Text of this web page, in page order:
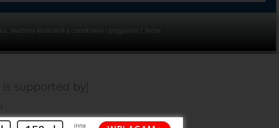
Marzena Matkowska, członkowie i przyjaciele L’Arche
supported by)
inna